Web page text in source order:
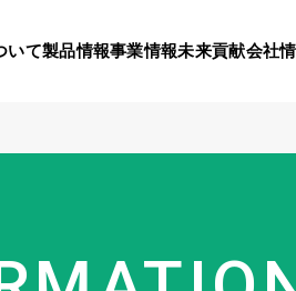
いて製品情報事業情報未来貢献会社
ベネシードの研究機関
ボランティア保険
豊富な製品を展開